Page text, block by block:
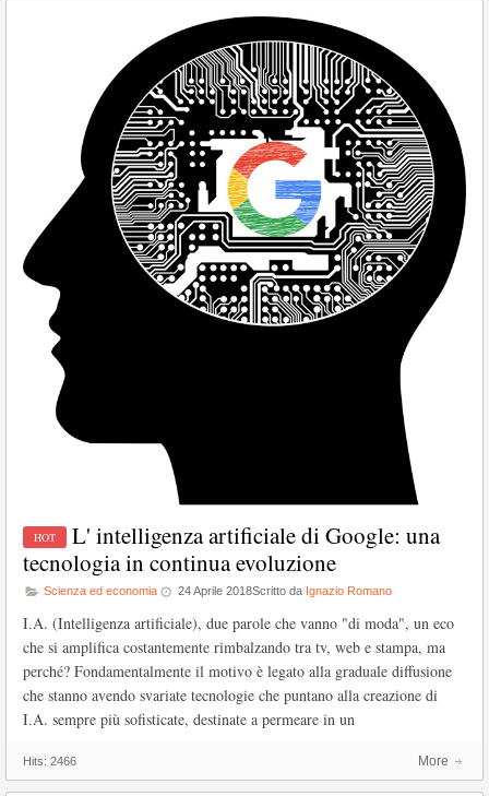
L' intelligenza artificiale di Google: una
tecnologia in continua evoluzione
Scienza ed economia 24 Aprile 2018Scritto da Ignazio Romano
I.A. (Intelligenza artificiale), due parole che vanno "di moda", un eco
che si amplifica costantemente rimbalzando tra tv, web e stampa, ma
perché? Fondamentalmente il motivo è legato alla graduale diffusione
che stanno avendo svariate tecnologie che puntano alla creazione di
I.A. sempre più sofisticate, destinate a permeare in un
Hits: 2466 More